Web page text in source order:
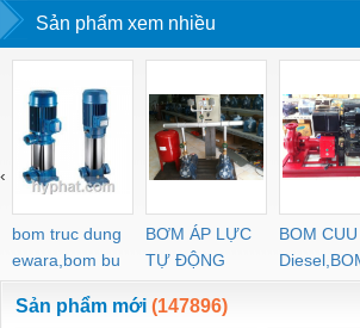
Sản phẩm xem nhiều
bom truc dung
ewara,bom bu
ewara
BƠM ÁP LỰC
TỰ ĐỘNG
BOM
CHUA
‹
Sản phẩm mới (147896)